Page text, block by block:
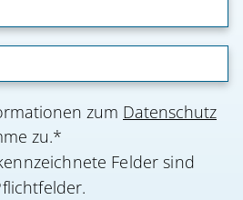
zum Datenschutz
zu.*
Felder sind